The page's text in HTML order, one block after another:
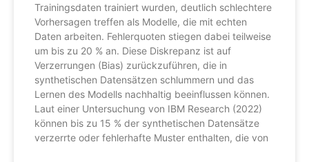
Trainingsdaten trainiert wurden, deutlich schlechtere
Vorhersagen treffen als Modelle, die mit echten
Daten arbeiten. Fehlerquoten stiegen dabei teilweise
um bis zu 20 % an. Diese Diskrepanz ist auf
Verzerrungen (Bias) zurückzuführen, die in
synthetischen Datensätzen schlummern und das
Lernen des Modells nachhaltig beeinflussen können.
Laut einer Untersuchung von IBM Research (2022)
können bis zu 15 % der synthetischen Datensätze
verzerrte oder fehlerhafte Muster enthalten, die von